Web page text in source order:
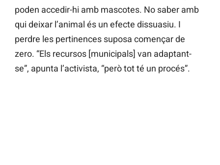
poden accedir-hi amb mascotes. No saber amb
qui deixar l’animal és un efecte dissuasiu. I
perdre les pertinences suposa començar de
zero. “Els recursos [municipals] van adaptant-
se”, apunta l’activista, “però tot té un procés”.